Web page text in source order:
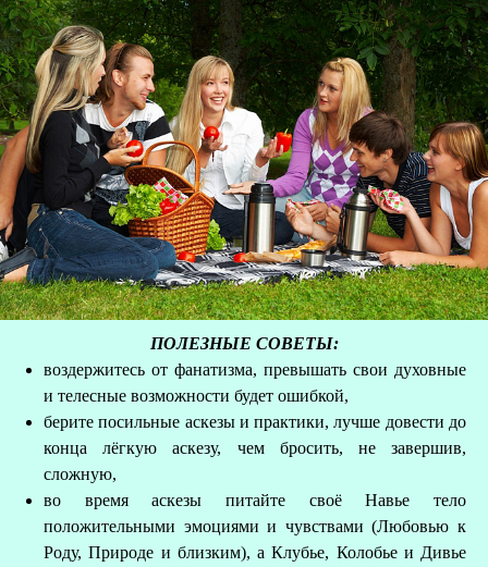
ПОЛЕЗНЫЕ СОВЕТЫ:
воздержитесь от фанатизма, превышать свои духовные
и телесные возможности будет ошибкой,
берите посильные аскезы и практики, лучше довести до
конца лёгкую аскезу, чем бросить, не завершив,
сложную,
во время аскезы питайте своё Навье тело
положительными эмоциями и чувствами (Любовью к
Роду, Природе и близким), а Клубье, Колобье и Дивье